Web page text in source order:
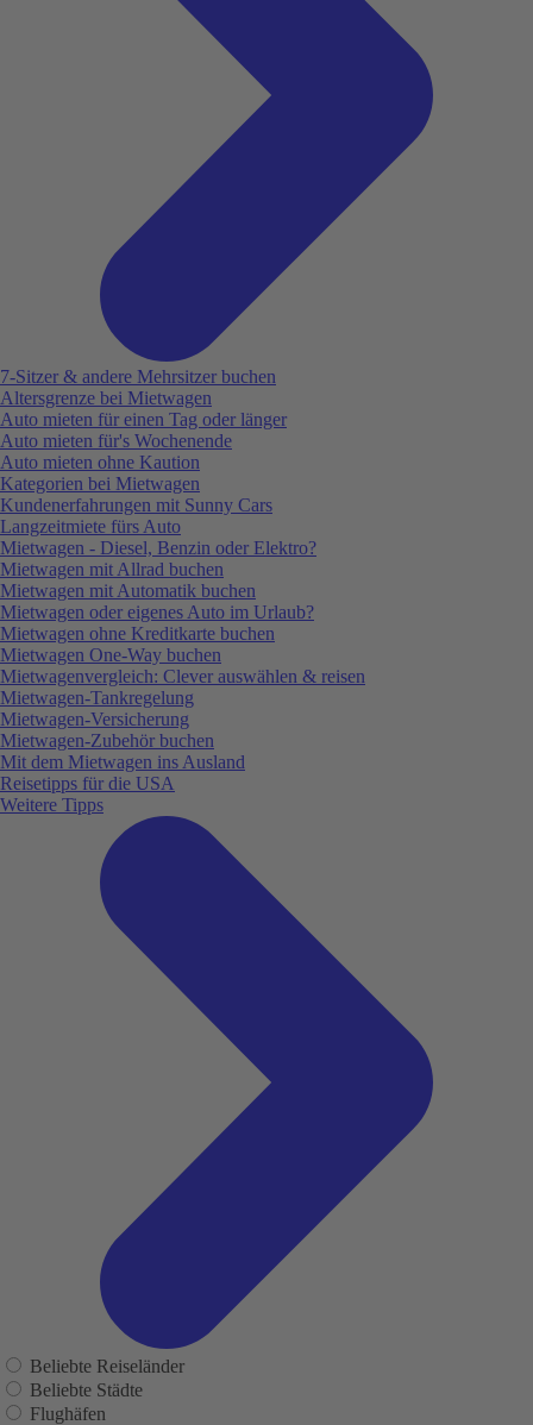
7-Sitzer & andere Mehrsitzer buchen
Altersgrenze bei Mietwagen
Auto mieten für einen Tag oder länger
Auto mieten für's Wochenende
Auto mieten ohne Kaution
Kategorien bei Mietwagen
Kundenerfahrungen mit Sunny Cars
Langzeitmiete fürs Auto
Mietwagen - Diesel, Benzin oder Elektro?
Mietwagen mit Allrad buchen
Mietwagen mit Automatik buchen
Mietwagen oder eigenes Auto im Urlaub?
Mietwagen ohne Kreditkarte buchen
Mietwagen One-Way buchen
Mietwagenvergleich: Clever auswählen & reisen
Mietwagen-Tankregelung
Mietwagen-Versicherung
Mietwagen-Zubehör buchen
Mit dem Mietwagen ins Ausland
Reisetipps für die USA
Weitere Tipps
Beliebte Reiseländer
Beliebte Städte
Flughäfen